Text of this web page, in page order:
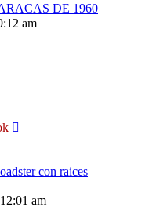
DE 1960
am
con raices
am